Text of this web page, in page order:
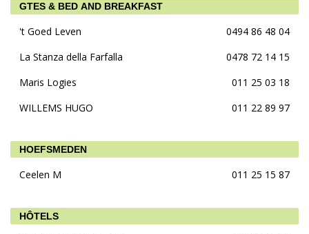
GTES & BED AND BREAKFAST
't Goed Leven
0494 86 48 04
La Stanza della Farfalla
0478 72 14 15
Maris Logies
011 25 03 18
WILLEMS HUGO
011 22 89 97
HOEFSMEDEN
Ceelen M 011 25 15 87
HÔTELS